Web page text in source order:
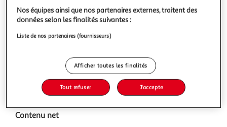
Afficher le prix
Caractéristiques
Contenu net
Nos équipes ainsi que nos partenaires externes, traitent des
données selon les finalités suivantes :
Liste de nos partenaires (fournisseurs)
Afficher toutes les finalités
Tout refuser J'accepte